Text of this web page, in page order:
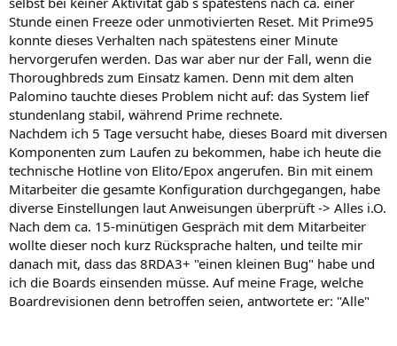
Stunde einen Freeze oder unmotivierten Reset. Mit Prime95
konnte dieses Verhalten nach spätestens einer Minute
hervorgerufen werden. Das war aber nur der Fall, wenn die
Thoroughbreds zum Einsatz kamen. Denn mit dem alten
Palomino tauchte dieses Problem nicht auf: das System lief
stundenlang stabil, während Prime rechnete.
Nachdem ich 5 Tage versucht habe, dieses Board mit diversen
Komponenten zum Laufen zu bekommen, habe ich heute die
technische Hotline von Elito/Epox angerufen. Bin mit einem
Mitarbeiter die gesamte Konfiguration durchgegangen, habe
diverse Einstellungen laut Anweisungen überprüft -> Alles i.O.
Nach dem ca. 15-minütigen Gespräch mit dem Mitarbeiter
wollte dieser noch kurz Rücksprache halten, und teilte mir
danach mit, dass das 8RDA3+ "einen kleinen Bug" habe und
ich die Boards einsenden müsse. Auf meine Frage, welche
Boardrevisionen denn betroffen seien, antwortete er: "Alle"